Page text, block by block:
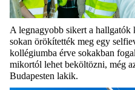
A legnagyobb sikert a hallgatók
sokan örökítették meg egy
kollégiumba érve sokakban
mikortól lehet beköltözni, még
Budapesten lakik.